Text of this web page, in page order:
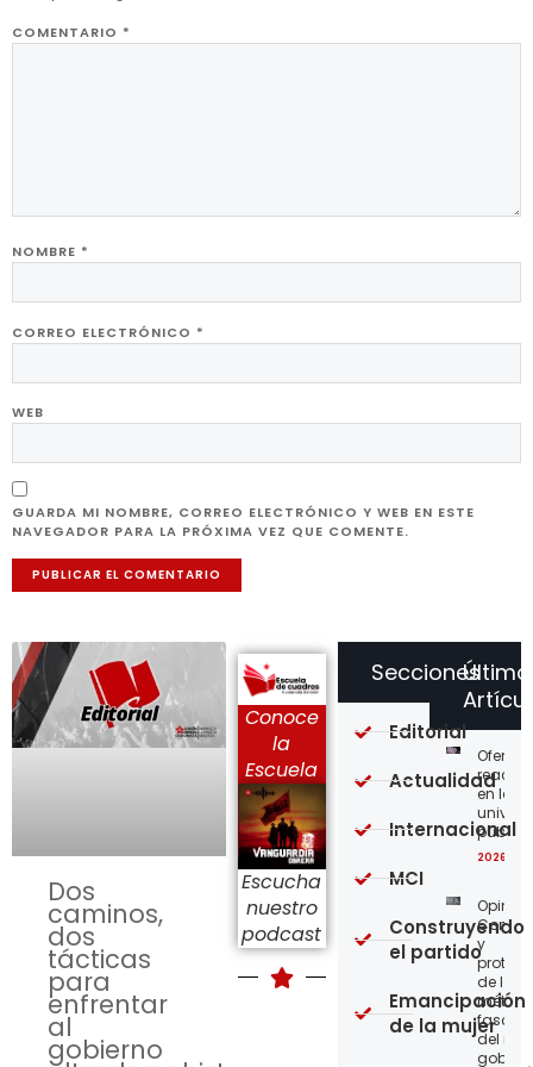
COMENTARIO *
NOMBRE *
CORREO ELECTRÓNICO *
WEB
GUARDA MI NOMBRE, CORREO ELECTRÓNICO Y WEB EN ESTE
NAVEGADOR PARA LA PRÓXIMA VEZ QUE COMENTE.
Dos
caminos,
dos
tácticas
para
enfrentar
al
gobierno
Conoce
la
Escuela
Escucha
nuestro
podcast
en las
2026-
y
de los
del
Secciones
Editorial
Actualidad
Internacional
MCI
Construyendo
el partido
Emancipación
de la mujer